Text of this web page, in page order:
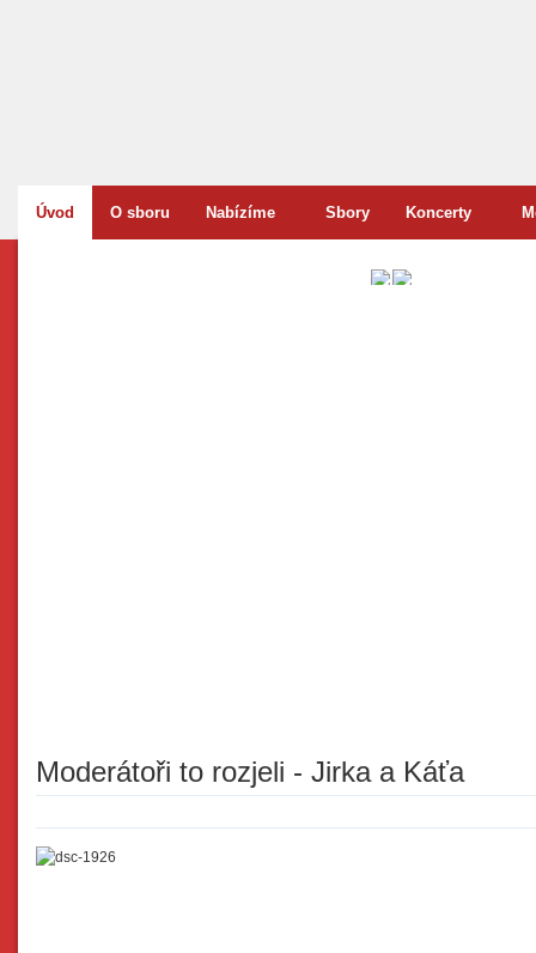
Úvod O sboru Nabízíme Sbory Koncerty
Moderátoři to rozjeli - Jirka a Káťa